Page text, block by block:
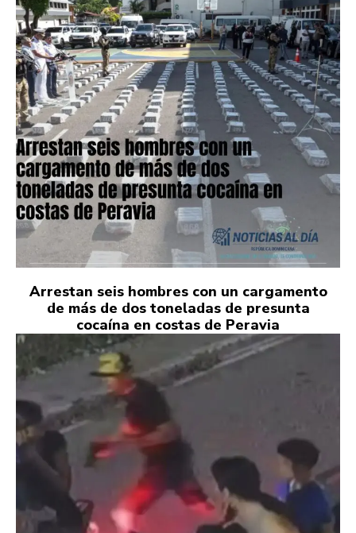
Arrestan seis hombres con un cargamento
de más de dos toneladas de presunta
cocaína en costas de Peravia